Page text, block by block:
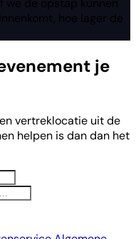
we de opstap kunnen
hoe lager de
je
vertreklocatie uit de
helpen is dan dan het